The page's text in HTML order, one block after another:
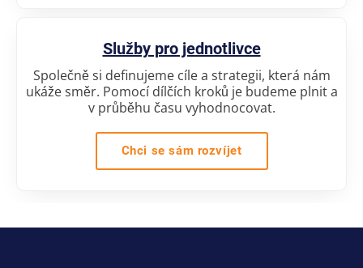
Služby pro jednotlivce
Společně si definujeme cíle a strategii, která nám
ukáže směr. Pomocí dílčích kroků je budeme plnit a
v průběhu času vyhodnocovat.
Chci se sám rozvíjet